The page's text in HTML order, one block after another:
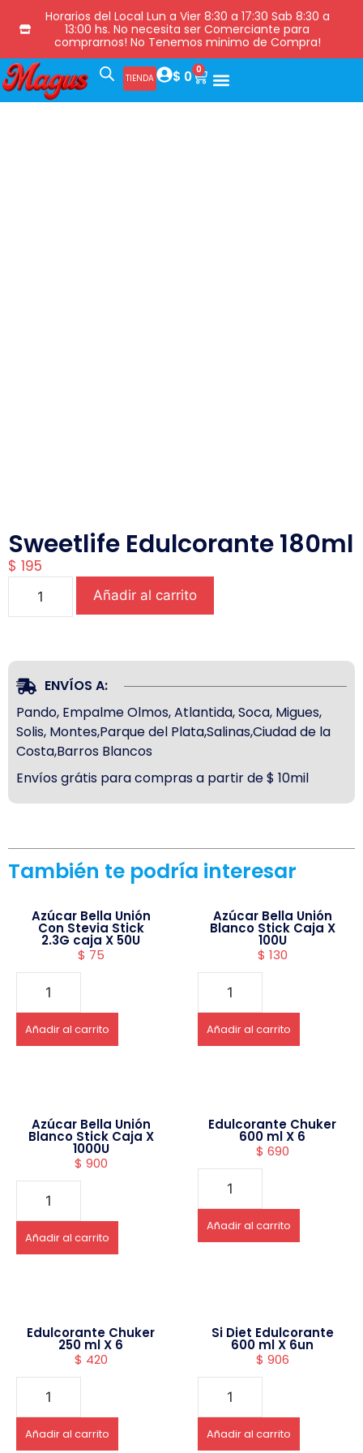
Horarios del Local Lun a Vier 8:30 a 17:30 Sab 8:30 a
13:00 hs. No necesita ser Comerciante para
comprarnos! No Tenemos minimo de Compra!
TIENDA $ 0 0
Sweetlife Edulcorante 180ml
$ 195
Añadir al carrito
ENVÍOS A:
Pando, Empalme Olmos, Atlantida, Soca, Migues,
Solis, Montes,Parque del Plata,Salinas,Ciudad de la
Costa,Barros Blancos
Envíos grátis para compras a partir de $ 10mil
También te podría interesar
Azúcar Bella Unión
Con Stevia Stick
2.3G caja X 50U
$ 75
Añadir al carrito
Azúcar Bella Unión
Blanco Stick Caja X
100U
$ 130
Añadir al carrito
Azúcar Bella Unión
Blanco Stick Caja X
1000U
$ 900
Añadir al carrito
Edulcorante Chuker
600 ml X 6
$ 690
Añadir al carrito
Edulcorante Chuker
250 ml X 6
$ 420
Añadir al carrito
Si Diet Edulcorante
600 ml X 6un
$ 906
Añadir al carrito